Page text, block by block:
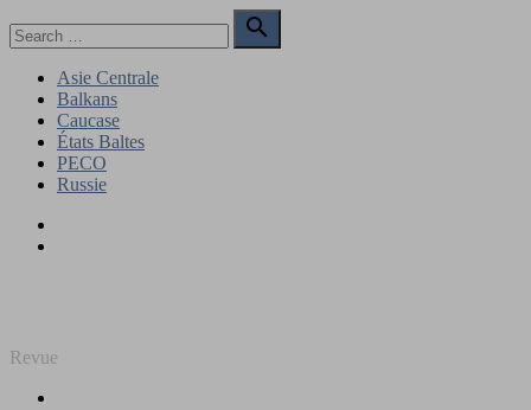
to
for:

Search
Asie Centrale
Balkans
Caucase
États Baltes
PECO
Russie
Revue